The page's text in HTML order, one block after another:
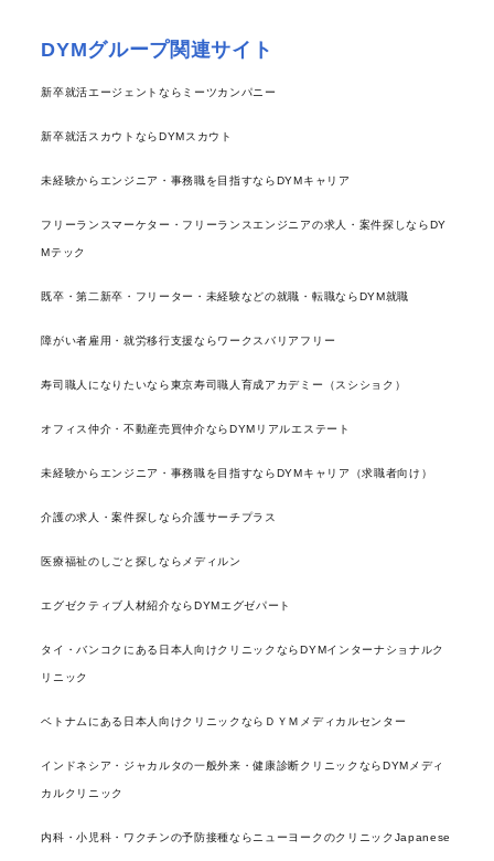
DYMグループ関連サイト
新卒就活エージェントならミーツカンパニー
新卒就活スカウトならDYMスカウト
未経験からエンジニア・事務職を目指すならDYMキャリア
フリーランスマーケター・フリーランスエンジニアの求人・案件探しならDY
Mテック
既卒・第二新卒・フリーター・未経験などの就職・転職ならDYM就職
障がい者雇用・就労移行支援ならワークスバリアフリー
寿司職人になりたいなら東京寿司職人育成アカデミー（スシショク）
オフィス仲介・不動産売買仲介ならDYMリアルエステート
未経験からエンジニア・事務職を目指すならDYMキャリア（求職者向け）
介護の求人・案件探しなら介護サーチプラス
医療福祉のしごと探しならメディルン
エグゼクティブ人材紹介ならDYMエグゼパート
タイ・バンコクにある日本人向けクリニックならDYMインターナショナルク
リニック
ベトナムにある日本人向けクリニックならＤＹＭメディカルセンター
インドネシア・ジャカルタの一般外来・健康診断クリニックならDYMメディ
カルクリニック
内科・小児科・ワクチンの予防接種ならニューヨークのクリニックJapanese